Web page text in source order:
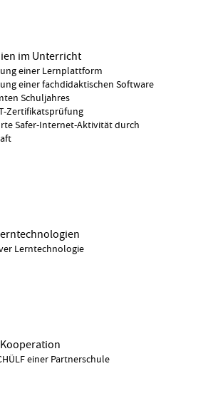
im Unterricht
einer Lernplattform
einer fachdidaktischen Software
Schuljahres
Zertifikatsprüfung
Safer-Internet-Aktivität durch
Lerntechnologie
einer Partnerschule